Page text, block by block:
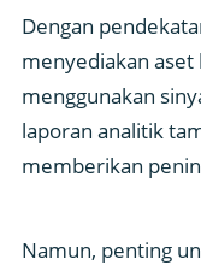
Dengan
menyediakan
menggunakan
laporan analitik
memberikan
Namun, penting